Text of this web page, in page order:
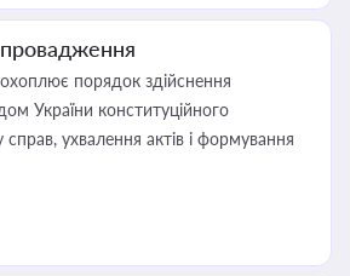
порядок здійснення
України конституційного
ухвалення актів і формування